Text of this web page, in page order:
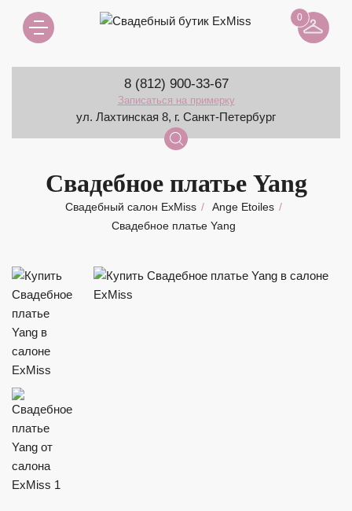
0
8 (812) 900-33-67
Записаться на примерку
ул. Лахтинская 8, г. Санкт-Петербург
Свадебное платье Yang
Свадебный салон ExMiss
Ange Etoiles
Свадебное платье Yang